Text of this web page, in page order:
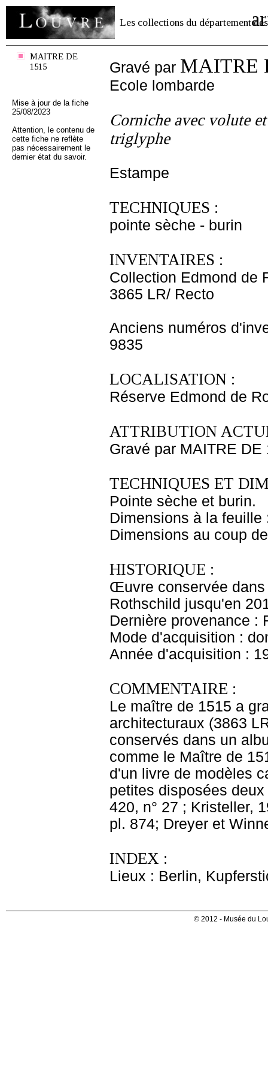
Les collections du département des
MAITRE DE
1515
Mise à jour de la fiche
25/08/2023
Attention, le contenu de
cette fiche ne reflète
pas nécessairement le
dernier état du savoir.
Gravé par MAITRE
Ecole lombarde
Corniche avec volute
triglyphe
Estampe
TECHNIQUES :
pointe sèche - burin
INVENTAIRES :
Collection Edmond de
3865 LR/ Recto
Anciens numéros
9835
LOCALISATION :
Réserve Edmond de
ATTRIBUTION
Gravé par MAITRE DE
TECHNIQUES ET
Pointe sèche et burin.
Dimensions à la
Dimensions au coup
HISTORIQUE :
Œuvre conservée dans
Rothschild jusqu'en
Dernière provenance :
Mode d'acquisition :
Année d'acquisition :
COMMENTAIRE :
Le maître de 1515 a
architecturaux (3863
conservés dans un
comme le Maître de
d'un livre de modèles
petites disposées
420, n° 27 ; Kristeller,
pl. 874; Dreyer et
INDEX :
Lieux : Berlin,
© 2012 - Musée du